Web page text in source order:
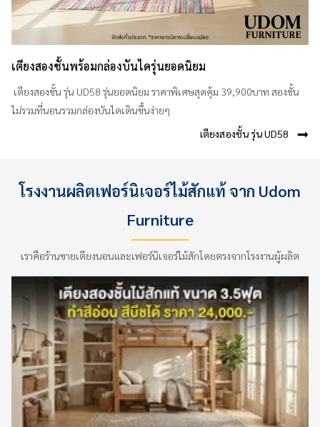
เตียงสองชั้นพร้อมกล่องบันไดรุ่นยอดนิยม
เตียงสองชั้น รุ่น UD58 รุ่นยอดนิยม ราคาพิเศษสุดคุ้ม 39,900บาท สองชั้น
ไม่รวมที่นอนรวมกล่องบันไดเดินขึ้นง่ายๆ
เตียงสองชั้น รุ่น UD58
โรงงานผลิตเฟอร์นิเจอร์ไม้สักแท้ จาก Udom
Furniture
เราคือร้านขายเตียงนอนและเฟอร์นิเจอร์ไม้สักโดยตรงจากโรงงานผู้ผลิต